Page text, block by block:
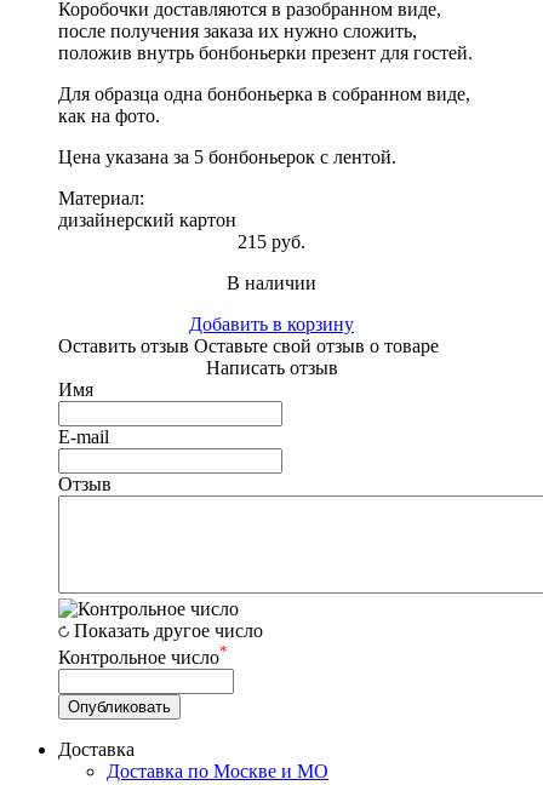
Коробочки доставляются в разобранном виде,
после получения заказа их нужно сложить,
положив внутрь бонбоньерки презент для гостей.
Для образца одна бонбоньерка в собранном виде,
как на фото.
Цена указана за 5 бонбоньерок с лентой.
Материал:
дизайнерский картон
215 руб.
В наличии
Добавить в корзину
Оставить отзыв Оставьте свой отзыв о товаре
Написать отзыв
Имя
E-mail
Отзыв
Показать другое число
Контрольное число*
Доставка
Доставка по Москве и МО